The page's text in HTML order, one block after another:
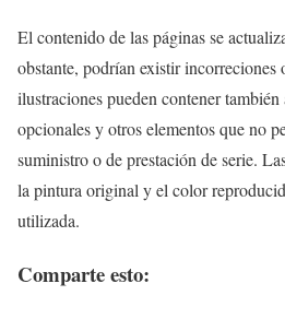
El contenido de las páginas se
obstante, podrían existir
ilustraciones pueden contener
opcionales y otros elementos que no
suministro o de prestación de serie.
la pintura original y el color
utilizada.
Comparte esto: